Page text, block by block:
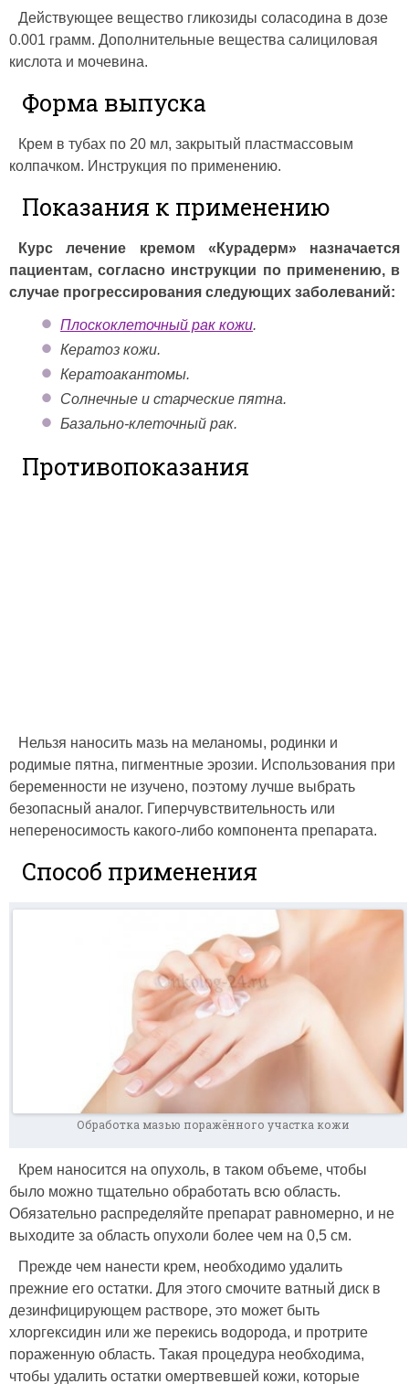
Действующее вещество гликозиды соласодина в дозе
0.001 грамм. Дополнительные вещества салициловая
кислота и мочевина.
Форма выпуска
Крем в тубах по 20 мл, закрытый пластмассовым
колпачком. Инструкция по применению.
Показания к применению
Курс лечение кремом «Курадерм» назначается
пациентам, согласно инструкции по применению, в
случае прогрессирования следующих заболеваний:
Плоскоклеточный рак кожи.
Кератоз кожи.
Кератоакантомы.
Солнечные и старческие пятна.
Базально-клеточный рак.
Противопоказания
Нельзя наносить мазь на меланомы, родинки и
родимые пятна, пигментные эрозии. Использования при
беременности не изучено, поэтому лучше выбрать
безопасный аналог. Гиперчувствительность или
непереносимость какого-либо компонента препарата.
Способ применения
Обработка мазью поражённого участка кожи
Крем наносится на опухоль, в таком объеме, чтобы
было можно тщательно обработать всю область.
Обязательно распределяйте препарат равномерно, и не
выходите за область опухоли более чем на 0,5 см.
Прежде чем нанести крем, необходимо удалить
прежние его остатки. Для этого смочите ватный диск в
дезинфицирующем растворе, это может быть
хлоргексидин или же перекись водорода, и протрите
пораженную область. Такая процедура необходима,
чтобы удалить остатки омертвевшей кожи, которые